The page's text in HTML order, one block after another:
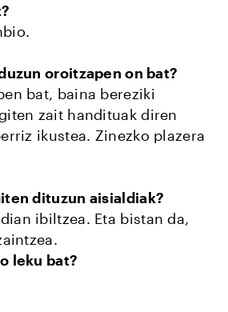
oroitzapen on bat?
bat, baina bereziki
zait handituak diren
ikustea. Zinezko plazera
dituzun aisialdiak?
ibiltzea. Eta bistan da,
leku bat?